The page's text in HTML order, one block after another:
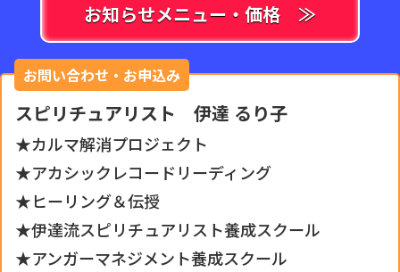
お知らせメニュー・価格 ≫
お問い合わせ・お申込み
スピリチュアリスト 伊達 るり子
★カルマ解消プロジェクト
★アカシックレコードリーディング
★ヒーリング＆伝授
★伊達流スピリチュアリスト養成スクール
★アンガーマネジメント養成スクール